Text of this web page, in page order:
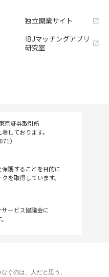
独立開業サイト
IBJマッチングアプリ
研究室
京証券取引所
しております。
）
護することを目的に
を取得しています。
ービス協議会に
ぐのは、人だと思う。